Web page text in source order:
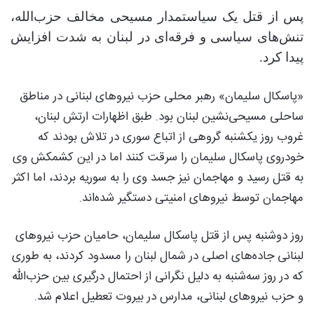
پس از قتل یک سیاستمدار مسیحی مخالف حزب‌الله،
تنش‌های سیاسی و فرقه‌ای در لبنان به شدت افزایش
پیدا کرد.
«پاسکال سلیمان» رهبر محلی حزب نیروهای لبنانی در مناطق
ساحلی مسیحی‌نشین لبنان بود. طبق اظهارات ارتش لبنان،
غروب روز یکشنبه گروهی از اتباع سوری در تلاش بودند که
خودروی پاسکال سلیمان را سرقت کنند اما در این کشمکش وی
به قتل رسید و مهاجمان نیز جسد وی را به سوریه بردند، اما اکثر
مهاجمان توسط نیروهای امنیتی دستگیر شده‌اند.
روز دوشنبه پس از قتل پاسکال سلیمان، حامیان حزب نیروهای
لبنانی جاده‌های اصلی در شمال لبنان را مسدود کردند، به طوری
که در روز سه‌شنبه به دلیل نگرانی از احتمال درگیری بین حزب‌الله
و حزب نیروهای لبنانی، مدارس در بیروت تعطیل اعلام شد.